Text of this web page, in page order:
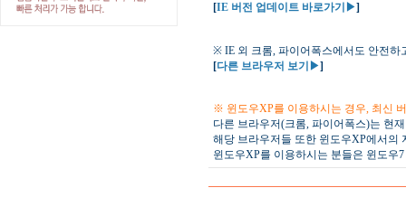
[IE 버전 업데이트 바로가기▶]
※ IE 외 크롬, 파이어폭스에서도 안전하
[다른 브라우저 보기▶]
※ 윈도우XP를 이용하시는 경우, 최신
다른 브라우저(크롬, 파이어폭스)는 현
해당 브라우저들 또한 윈도우XP에서의
윈도우XP를 이용하시는 분들은 윈도우